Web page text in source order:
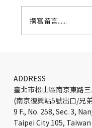
創意工作空
撰寫留言......
ADDRESS
臺北市松山區南京東路
(南京復興站5號出口/兄
9 F., No. 258, Sec. 3,
Taipei City 105, Taiwan